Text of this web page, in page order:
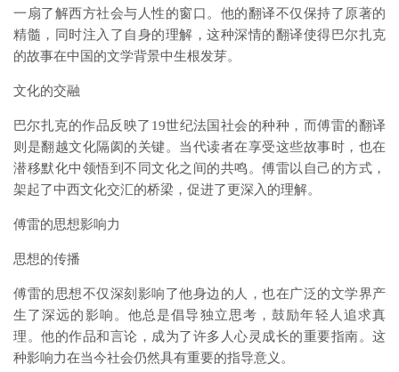
一扇了解西方社会与人性的窗口。他的翻译不仅保持了原著的
精髓，同时注入了自身的理解，这种深情的翻译使得巴尔扎克
的故事在中国的文学背景中生根发芽。
文化的交融
巴尔扎克的作品反映了19世纪法国社会的种种，而傅雷的翻译
则是翻越文化隔阂的关键。当代读者在享受这些故事时，也在
潜移默化中领悟到不同文化之间的共鸣。傅雷以自己的方式，
架起了中西文化交汇的桥梁，促进了更深入的理解。
傅雷的思想影响力
思想的传播
傅雷的思想不仅深刻影响了他身边的人，也在广泛的文学界产
生了深远的影响。他总是倡导独立思考，鼓励年轻人追求真
理。他的作品和言论，成为了许多人心灵成长的重要指南。这
种影响力在当今社会仍然具有重要的指导意义。